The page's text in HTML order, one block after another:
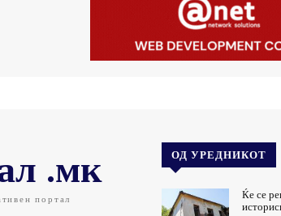
.мк
портал
ОД УРЕДНИКОТ
Ќе се